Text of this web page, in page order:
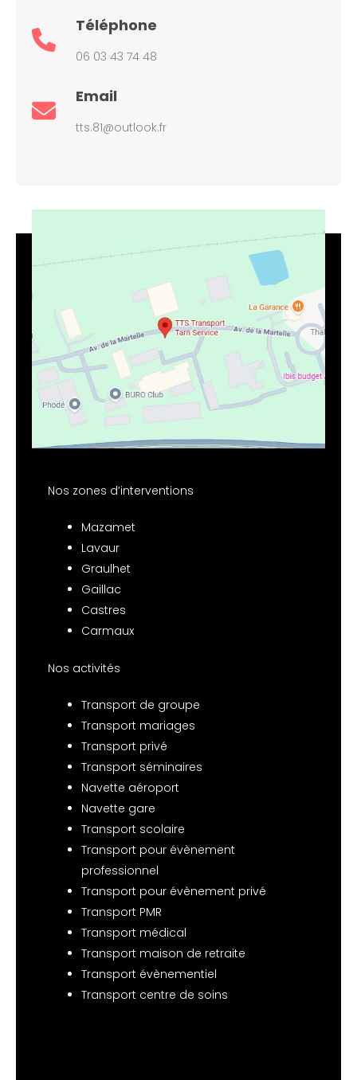
Téléphone
06 03 43 74 48
Email
tts.81@outlook.fr
Nos zones d’interventions
Mazamet
Lavaur
Graulhet
Gaillac
Castres
Carmaux
Nos activités
Transport de groupe
Transport mariages
Transport privé
Transport séminaires
Navette aéroport
Navette gare
Transport scolaire
Transport pour évènement
professionnel
Transport pour évènement privé
Transport PMR
Transport médical
Transport maison de retraite
Transport évènementiel
Transport centre de soins